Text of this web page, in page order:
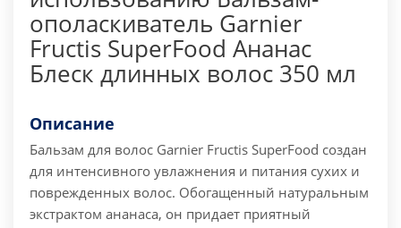
ополаскиватель Garnier
Fructis SuperFood Ананас
Блеск длинных волос 350 мл
Описание
Бальзам для волос Garnier Fructis SuperFood создан
для интенсивного увлажнения и питания сухих и
поврежденных волос. Обогащенный натуральным
экстрактом ананаса, он придает приятный